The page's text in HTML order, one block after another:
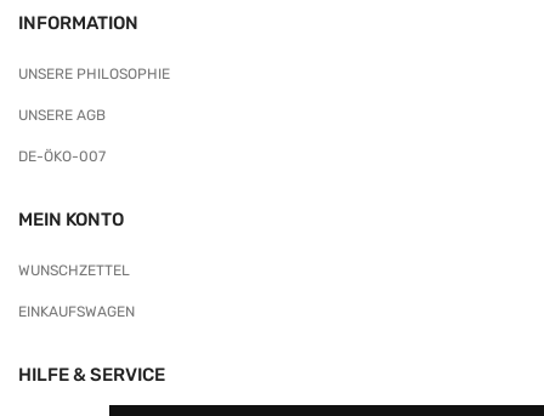
INFORMATION
UNSERE PHILOSOPHIE
UNSERE AGB
DE-ÖKO-007
MEIN KONTO
WUNSCHZETTEL
EINKAUFSWAGEN
HILFE & SERVICE